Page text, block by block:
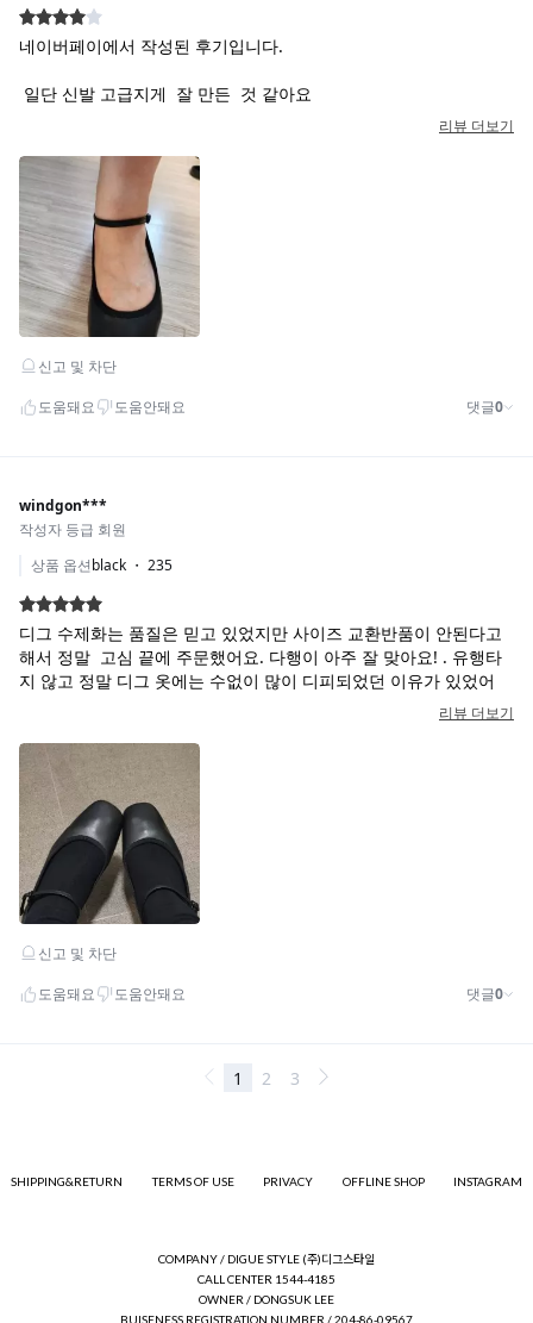
SHIPPING&RETURN TERMS OF USE PRIVACY OFFLINE SHOP INSTAGRAM
COMPANY / DIGUE STYLE (주)디그스타일
CALL CENTER 1544-4185
OWNER / DONGSUK LEE
BUISENESS REGISTRATION NUMBER / 204-86-09567